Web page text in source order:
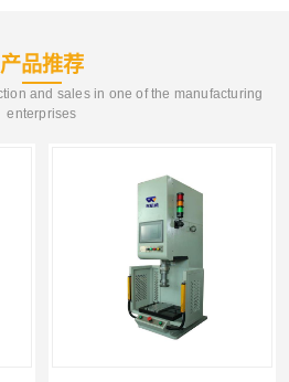
产品推荐
and sales in one of the manufacturing
enterprises